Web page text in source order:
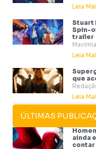
Leia
Stuart
Spin-
trailer
Leia
que
Leia
ÚLTIMAS
ainda
contar